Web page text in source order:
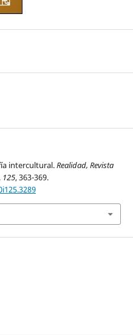
intercultural.Realidad, Revista
125, 363-369.